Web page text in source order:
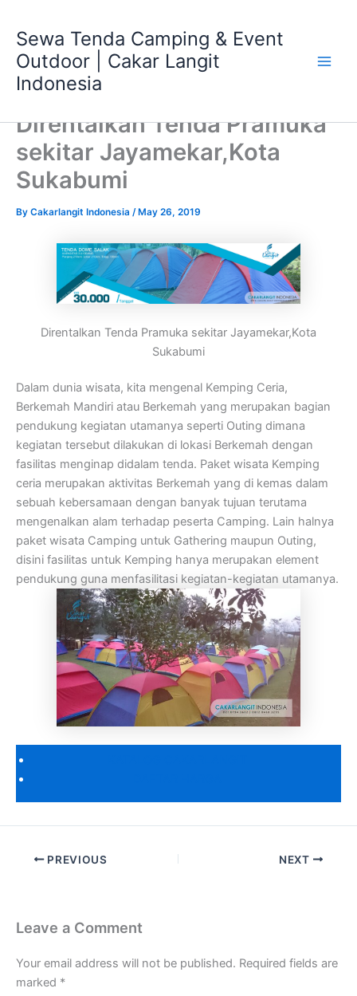
content
Sewa Tenda Camping & Event
Outdoor | Cakar Langit
Indonesia
Direntalkan Tenda Pramuka
sekitar Jayamekar,Kota
Sukabumi
By Cakarlangit Indonesia / May 26, 2019
Direntalkan Tenda Pramuka sekitar Jayamekar,Kota
Sukabumi
Dalam dunia wisata, kita mengenal Kemping Ceria,
Berkemah Mandiri atau Berkemah yang merupakan bagian
pendukung kegiatan utamanya seperti Outing dimana
kegiatan tersebut dilakukan di lokasi Berkemah dengan
fasilitas menginap didalam tenda. Paket wisata Kemping
ceria merupakan aktivitas Berkemah yang di kemas dalam
sebuah kebersamaan dengan banyak tujuan terutama
mengenalkan alam terhadap peserta Camping. Lain halnya
paket wisata Camping untuk Gathering maupun Outing,
disini fasilitas untuk Kemping hanya merupakan element
pendukung guna menfasilitasi kegiatan-kegiatan utamanya.
PREVIOUS NEXT
Leave a Comment
Your email address will not be published. Required fields are
marked *